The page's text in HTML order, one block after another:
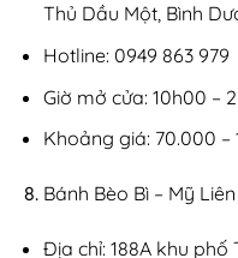
Thủ Dầu Một, Bình
Hotline: 0949 863 979
Giờ mở cửa: 10h00 –
Khoảng giá: 70.000
Bánh Bèo Bì – Mỹ Liên
Địa chỉ: 188A khu phố